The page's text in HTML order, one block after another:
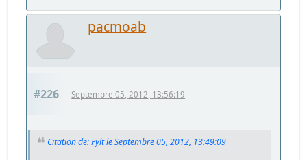
pacmoab
#226 Septembre 05, 2012, 13:56:19
Citation de: Fylt le Septembre 05, 2012, 13:49:09